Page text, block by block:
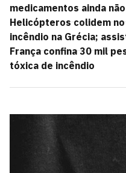
medicamentos ainda
Helicópteros colidem
incêndio na Grécia;
França confina 30 mil
tóxica de incêndio